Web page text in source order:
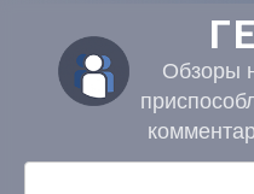
контенту
Обзоры
Поиск: